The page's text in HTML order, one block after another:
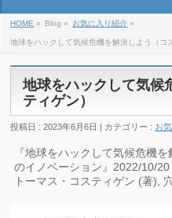
HOME » Blog » お気に入り紹介 »
地球をハックして気候危機を解決しよう（コ
地球をハックして気候
ティゲン）
投稿日 : 2023年6月6日 | カテゴリー : お
『地球をハックして気候危機
のイノベーション』2022/10/20
トーマス・コスティゲン (著),